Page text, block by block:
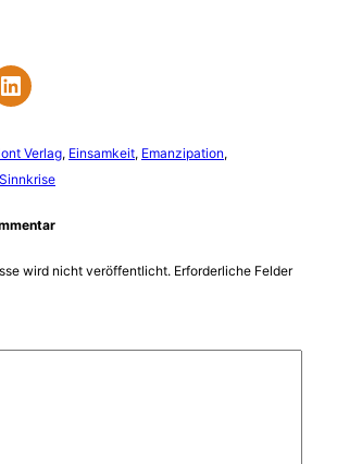
Verlag, Einsamkeit, Emanzipation
Sinnkrise
wird nicht veröffentlicht. Erforderliche Felder